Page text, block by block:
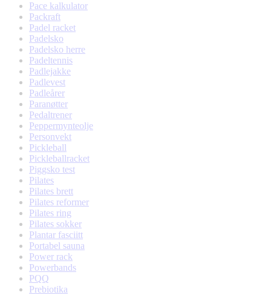
Pace kalkulator
Packraft
Padel racket
Padelsko
Padelsko herre
Padeltennis
Padlejakke
Padlevest
Padleårer
Paranøtter
Pedaltrener
Peppermynteolje
Personvekt
Pickleball
Pickleballracket
Piggsko test
Pilates
Pilates brett
Pilates reformer
Pilates ring
Pilates sokker
Plantar fasciitt
Portabel sauna
Power rack
Powerbands
PQQ
Prebiotika